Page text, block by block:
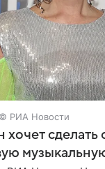
© РИА Новости
хочет сделать